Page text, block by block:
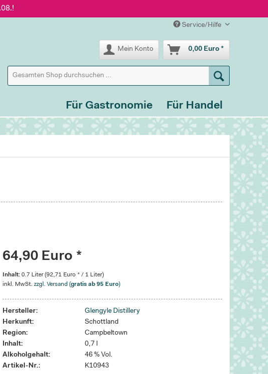
Service/Hilfe
Mein Konto 0,00 Euro *
Für Handel
Für Gastronomie
64,90 Euro *
Inhalt:0.7 Liter (92,71 Euro * / 1 Liter)
inkl. MwSt.zzgl. Versand (gratis ab 95 Euro)
Hersteller:
Glengyle Distillery
Herkunft:
Schottland
Region:
Campbeltown
Inhalt:
0,7 l
Alkoholgehalt:
46 % Vol.
Artikel-Nr.:
K10943